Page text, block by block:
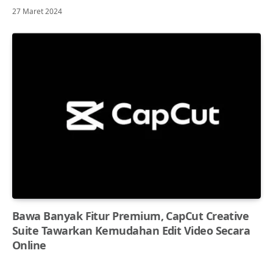
27 Maret 2024
Bawa Banyak Fitur Premium, CapCut Creative
Suite Tawarkan Kemudahan Edit Video Secara
Online